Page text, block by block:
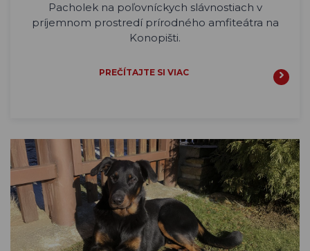
Pacholek na poľovníckych slávnostiach v
príjemnom prostredí prírodného amfiteátra na
Konopišti.
PREČÍTAJTE SI VIAC